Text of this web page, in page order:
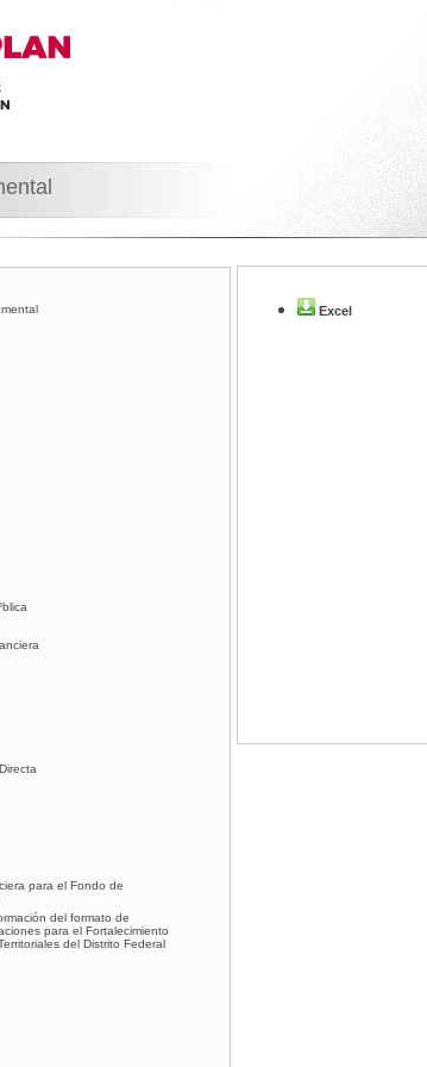
para el Fondo de
del formato de
para el Fortalecimiento
del Distrito Federal
Excel